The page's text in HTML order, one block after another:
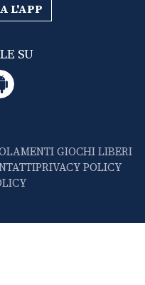
L'APP
SU
GIOCHI LIBERI
PRIVACY POLICY